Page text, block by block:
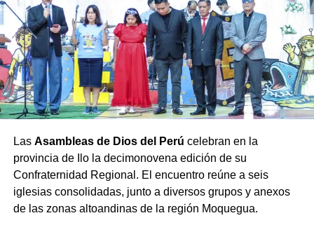
Las Asambleas de Dios del Perú celebran en la
provincia de Ilo la decimonovena edición de su
Confraternidad Regional. El encuentro reúne a seis
iglesias consolidadas, junto a diversos grupos y anexos
de las zonas altoandinas de la región Moquegua.